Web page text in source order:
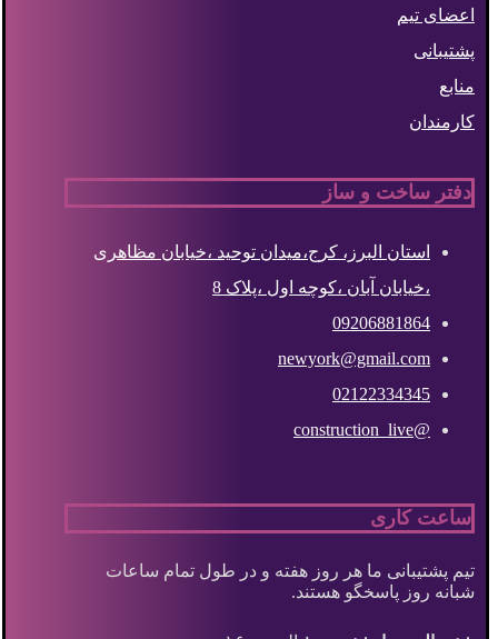
اعضای تیم
پشتیبانی
منابع
کارمندان
دفتر ساخت و ساز
استان البرز، کرج،میدان توحید ،خیابان مظاهری
،خیابان آبان ،کوچه اول ،پلاک 8
09206881864
newyork@gmail.com
02122334345
@construction_live
ساعت کاری
تیم پشتیبانی ما هر روز هفته و در طول تمام ساعات
شبانه روز پاسخگو هستند.